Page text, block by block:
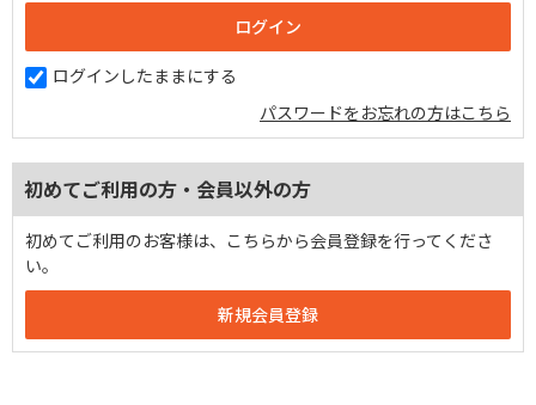
ログインしたままにする
パスワードをお忘れの方はこちら
初めてご利用の方・会員以外の方
初めてご利用のお客様は、こちらから会員登録を行ってくださ
い。